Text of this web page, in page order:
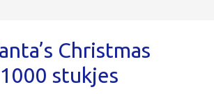
Christmas
stukjes